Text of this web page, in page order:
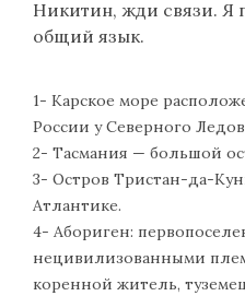
Никитин, жди связи. Я
общий язык.
1- Карское море
России у Северного
2- Тасмания — большой
3- Остров Тристан-да-
Атлантике.
4- Абориген:
нецивилизованными
коренной житель,